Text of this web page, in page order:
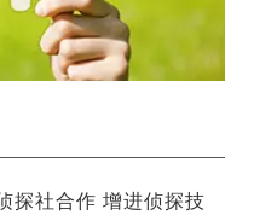
探社合作 增进侦探技